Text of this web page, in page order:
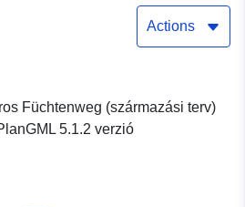
Actions
Füchtenweg (származási terv)
5.1.2 verzió